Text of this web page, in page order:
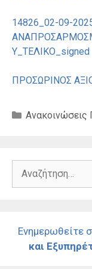
14826_02-09-
Υ_ΤΕΛΙΚΟ_signed
ΠΡΟΣΩΡΙΝΟΣ
Κατηγορίες
Αναζήτηση
Ενημερωθείτε
και